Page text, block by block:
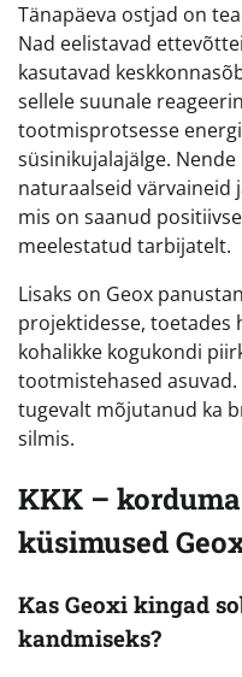
Tänapäeva ostjad on
Nad eelistavad
kasutavad
sellele suunale
tootmisprotsesse
süsinikujalajälge.
naturaalseid värvaineid
mis on saanud
meelestatud tarbijatelt.
Lisaks on Geox
projektidesse, toetades
kohalikke kogukondi
tootmistehased
tugevalt mõjutanud ka
silmis.
KKK –
küsimused
Kas Geoxi kingad
kandmiseks?